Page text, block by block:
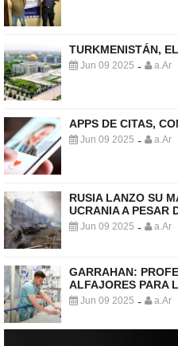
TURKMENISTÁN,
Jun 09 2025 - a.Ar
APPS DE CITAS,
Jun 09 2025 - a.Ar
RUSIA LANZO SU
UCRANIA A PESAR
Jun 09 2025 - a.Ar
GARRAHAN:
ALFAJORES PARA
Jun 09 2025 - a.Ar